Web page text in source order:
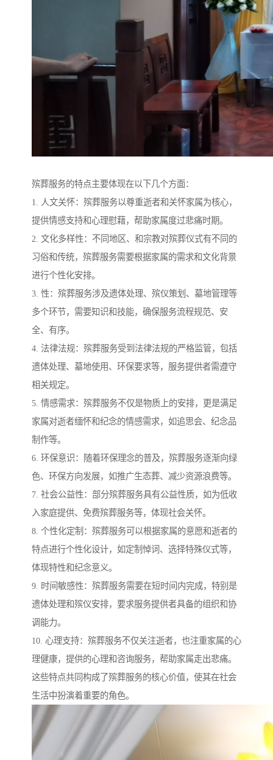
殡葬服务的特点主要体现在以下几个方面：
1. 人文关怀：殡葬服务以尊重逝者和关怀家属为核心，
提供情感支持和心理慰藉，帮助家属度过悲痛时期。
2. 文化多样性：不同地区、和宗教对殡葬仪式有不同的
习俗和传统，殡葬服务需要根据家属的需求和文化背景
进行个性化安排。
3. 性：殡葬服务涉及遗体处理、殡仪策划、墓地管理等
多个环节，需要知识和技能，确保服务流程规范、安
全、有序。
4. 法律法规：殡葬服务受到法律法规的严格监管，包括
遗体处理、墓地使用、环保要求等，服务提供者需遵守
相关规定。
5. 情感需求：殡葬服务不仅是物质上的安排，更是满足
家属对逝者缅怀和纪念的情感需求，如追思会、纪念品
制作等。
6. 环保意识：随着环保理念的普及，殡葬服务逐渐向绿
色、环保方向发展，如推广生态葬、减少资源浪费等。
7. 社会公益性：部分殡葬服务具有公益性质，如为低收
入家庭提供、免费殡葬服务等，体现社会关怀。
8. 个性化定制：殡葬服务可以根据家属的意愿和逝者的
特点进行个性化设计，如定制悼词、选择特殊仪式等，
体现特性和纪念意义。
9. 时间敏感性：殡葬服务需要在短时间内完成，特别是
遗体处理和殡仪安排，要求服务提供者具备的组织和协
调能力。
10. 心理支持：殡葬服务不仅关注逝者，也注重家属的心
理健康，提供的心理和咨询服务，帮助家属走出悲痛。
这些特点共同构成了殡葬服务的核心价值，使其在社会
生活中扮演着重要的角色。